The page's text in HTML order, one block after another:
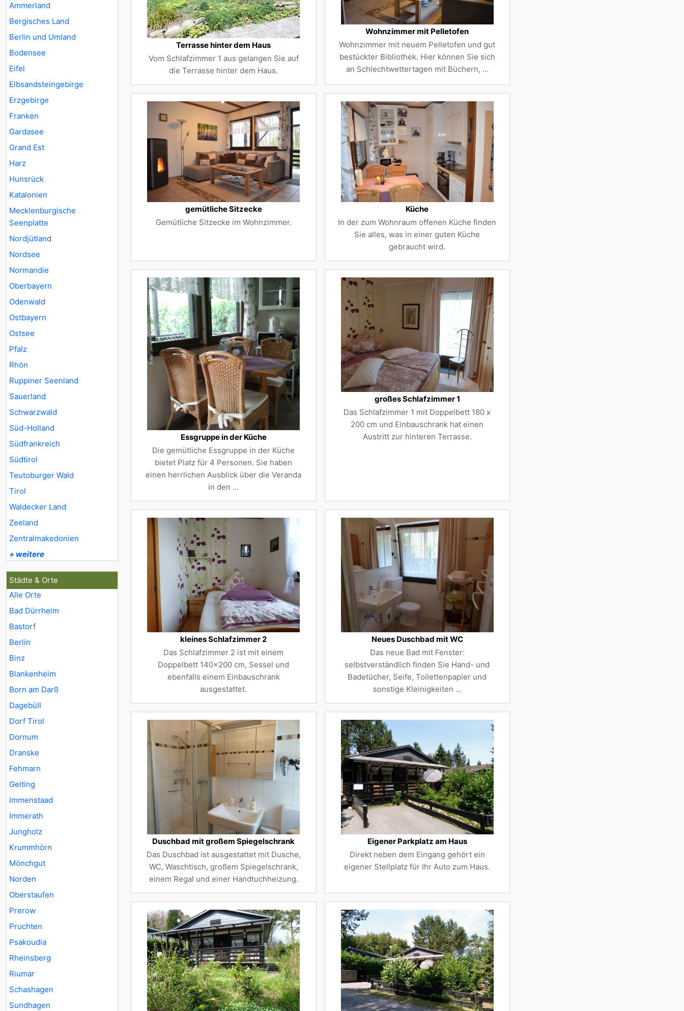
Ammerland
Bergisches Land
Berlin und Umland
Bodensee
Eifel
Elbsandsteingebirge
Erzgebirge
Franken
Gardasee
Grand Est
Harz
Hunsrück
Katalonien
Mecklenburgische
Seenplatte
Nordjütland
Nordsee
Normandie
Oberbayern
Odenwald
Ostbayern
Ostsee
Pfalz
Rhön
Ruppiner Seenland
Sauerland
Schwarzwald
Süd-Holland
Südfrankreich
Südtirol
Teutoburger Wald
Tirol
Waldecker Land
Zeeland
Zentralmakedonien
+ weitere
Städte & Orte
Alle Orte
Bad Dürrheim
Bastorf
Berlin
Binz
Blankenheim
Born am Darß
Dagebüll
Dorf Tirol
Dornum
Dranske
Fehmarn
Gelting
Immenstaad
Immerath
Jungholz
Krummhörn
Mönchgut
Norden
Oberstaufen
Prerow
Pruchten
Psakoudia
Rheinsberg
Riumar
Schashagen
Sundhagen
Terrasse hinter dem Haus
Vom Schlafzimmer 1 aus gelangen Sie auf
die Terrasse hinter dem Haus.
Wohnzimmer mit Pelletofen
Wohnzimmer mit neuem Pelletofen und gut
bestückter Bibliothek. Hier können Sie sich
an Schlechtwettertagen mit Büchern, …
gemütliche Sitzecke
Gemütliche Sitzecke im Wohnzimmer.
Küche
In der zum Wohnraum offenen Küche finden
Sie alles, was in einer guten Küche
gebraucht wird.
Essgruppe in der Küche
Die gemütliche Essgruppe in der Küche
bietet Platz für 4 Personen. Sie haben
einen herrlichen Ausblick über die Veranda
in den …
großes Schlafzimmer 1
Das Schlafzimmer 1 mit Doppelbett 180 x
200 cm und Einbauschrank hat einen
Austritt zur hinteren Terrasse.
kleines Schlafzimmer 2
Das Schlafzimmer 2 ist mit einem
Doppelbett 140x200 cm, Sessel und
ebenfalls einem Einbauschrank
ausgestattet.
Neues Duschbad mit WC
Das neue Bad mit Fenster:
selbstverständlich finden Sie Hand- und
Badetücher, Seife, Toilettenpapier und
sonstige Kleinigkeiten …
Duschbad mit großem Spiegelschrank
Das Duschbad ist ausgestattet mit Dusche,
WC, Waschtisch, großem Spiegelschrank,
einem Regal und einer Handtuchheizung.
Eigener Parkplatz am Haus
Direkt neben dem Eingang gehört ein
eigener Stellplatz für Ihr Auto zum Haus.